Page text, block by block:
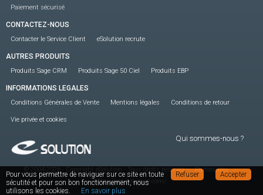
Paiement sécurisé
CONTACTEZ-NOUS
Contacter le Service Client eSolution recrute
AUTRES PRODUITS
Produits Sage CRM Produits Sage 50 Ciel Produits EBP
INFORMATIONS LEGALES
Conditions Générales de Vente Mentions légales Conditions de retour
Vie privée et cookies
Qui sommes-nous ?
© 2004-2026 - Copyright eSolution - Tous droits réservés- Partenaires
-
https://act-belgique.com/
Accepter
Refuser
Pour vous permettre de naviguer sur ce site en toute
sécutité et pour son bon fonctionnement, nous
utilisons les cookies.
En savoir plus